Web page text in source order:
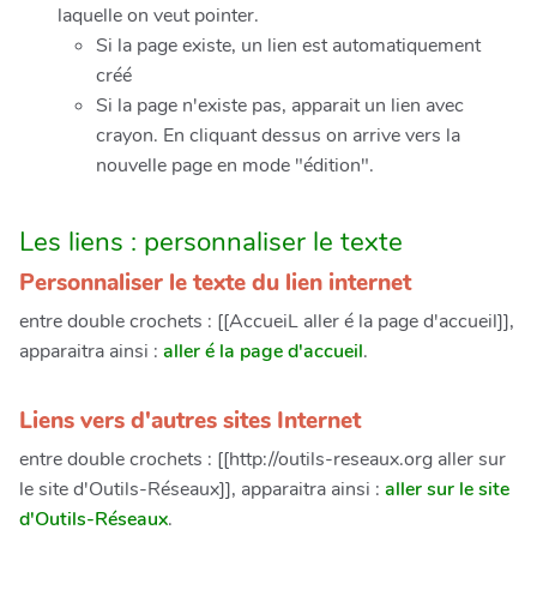
laquelle on veut pointer.
Si la page existe, un lien est automatiquement
créé
Si la page n'existe pas, apparait un lien avec
crayon. En cliquant dessus on arrive vers la
nouvelle page en mode "édition".
Les liens : personnaliser le texte
Personnaliser le texte du lien internet
entre double crochets : [[AccueiL aller é la page d'accueil]],
apparaitra ainsi : aller é la page d'accueil.
Liens vers d'autres sites Internet
entre double crochets : [[http://outils-reseaux.org aller sur
le site d'Outils-Réseaux]], apparaitra ainsi : aller sur le site
d'Outils-Réseaux.